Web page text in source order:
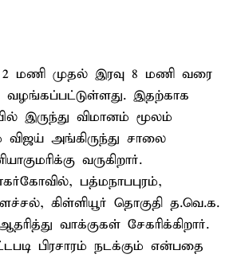
2 மணி முதல் இரவு 8 மணி வரை
வழங்கப்பட்டுள்ளது. இதற்காக
இருந்து விமானம் மூலம்
விஜய் அங்கிருந்து சாலை
வருகிறார்.
பத்மநாபபுரம்,
கிள்ளியூர் தொகுதி த.வெ.க.
வாக்குகள் சேகரிக்கிறார்.
பிரசாரம் நடக்கும் என்பதை